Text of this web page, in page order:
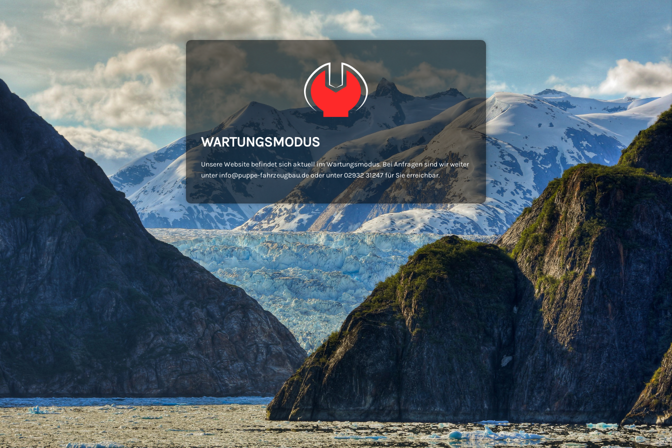
WARTUNGSMODUS
Unsere Website befindet sich aktuell im Wartungsmodus. Bei Anfragen sind wir weiter
unter info@puppe-fahrzeugbau.de oder unter 02932 31247 für Sie erreichbar.